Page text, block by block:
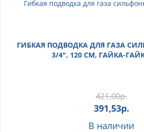
ГИБКАЯ ПОДВОДКА ДЛЯ ГАЗА
3/4", 120 СМ, ГАЙКА-
421,00р.
391,53р.
В наличии